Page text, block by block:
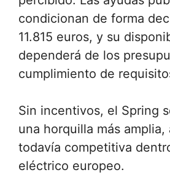
condicionan de forma
11.815 euros, y su
dependerá de los
cumplimiento de
Sin incentivos, el Spring
una horquilla más amplia,
todavía competitiva
eléctrico europeo.